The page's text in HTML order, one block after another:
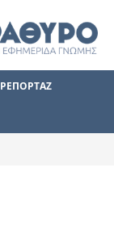
ΡΕΠΟΡΤΑΖ